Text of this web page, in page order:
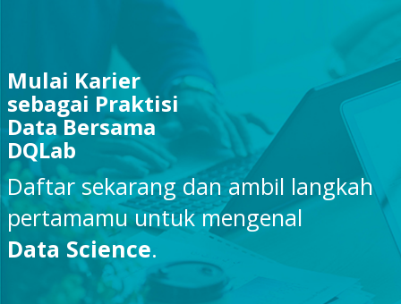
Mulai Karier
sebagai Praktisi
Data Bersama
DQLab
Daftar sekarang dan ambil langkah
pertamamu untuk mengenal
Data Science.